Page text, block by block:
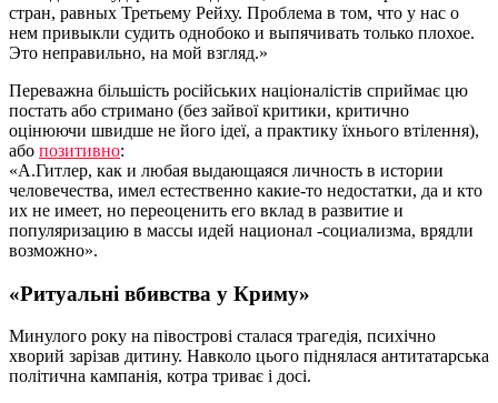
стран, равных Третьему Рейху. Проблема в том, что у нас о
нем привыкли судить однобоко и выпячивать только плохое.
Это неправильно, на мой взгляд.»
Переважна більшість російських націоналістів сприймає цю
постать або стримано (без зайвої критики, критично
оцінюючи швидше не його ідеї, а практику їхнього втілення),
або позитивно:
«А.Гитлер, как и любая выдающаяся личность в истории
человечества, имел естественно какие-то недостатки, да и кто
их не имеет, но переоценить его вклад в развитие и
популяризацию в массы идей национал -социализма, врядли
возможно».
«Ритуальні вбивства у Криму»
Минулого року на півострові сталася трагедія, психічно
хворий зарізав дитину. Навколо цього піднялася антитатарська
політична кампанія, котра триває і досі.